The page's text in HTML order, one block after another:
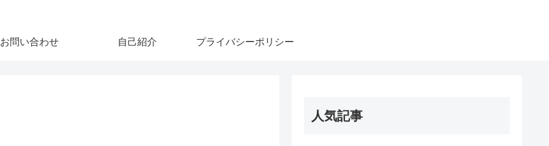
お問い合わせ 自己紹介 プライバシーポリシー
人気記事